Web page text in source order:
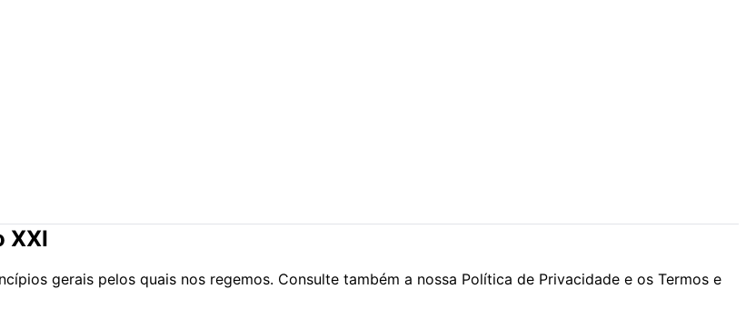
XXI
gerais pelos quais nos regemos. Consulte também a nossa Política de Privacidade e os Termos e